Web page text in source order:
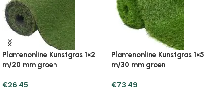
Plantenonline Kunstgras 1×5
m/40 mm groen
€91.13
Plantenonline Kunstgras 1×8
m/40 mm groen
€111.71